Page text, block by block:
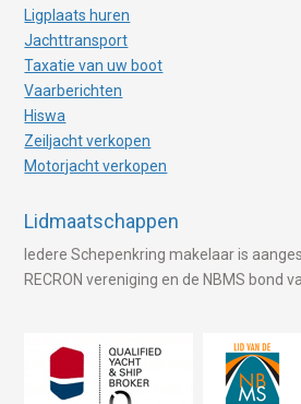
Ligplaats huren
Jachttransport
Taxatie van uw boot
Vaarberichten
Hiswa
Zeiljacht verkopen
Motorjacht verkopen
Lidmaatschappen
Iedere Schepenkring makelaar is
RECRON vereniging en de NBMS bond